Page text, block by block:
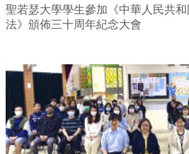
聖若瑟大學學生參加《中華人民共
法》頒佈三十周年紀念大會